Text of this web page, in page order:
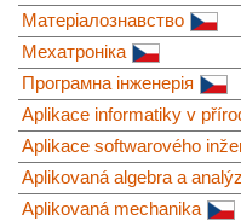
Матеріалознавство
Мехатроніка
Програмна інженерія
Aplikace informatiky v
Aplikace softwarového
Aplikovaná algebra a
Aplikovaná mechanika